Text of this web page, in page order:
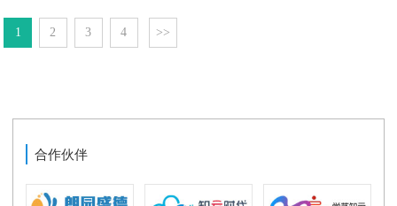
1 2 3 4 >>
合作伙伴